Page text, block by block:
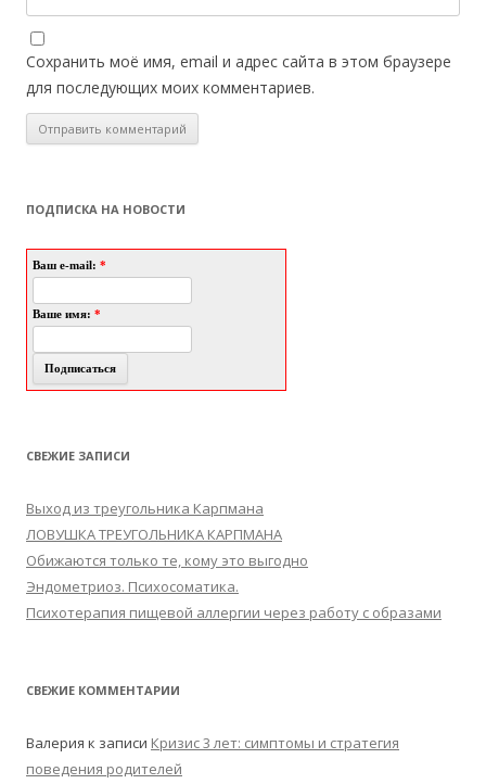
Сохранить моё имя, email и адрес сайта в этом браузере
для последующих моих комментариев.
ПОДПИСКА НА НОВОСТИ
Ваш e-mail: *
Ваше имя: *
СВЕЖИЕ ЗАПИСИ
Выход из треугольника Карпмана
ЛОВУШКА ТРЕУГОЛЬНИКА КАРПМАНА
Обижаются только те, кому это выгодно
Эндометриоз. Психосоматика.
Психотерапия пищевой аллергии через работу с образами
СВЕЖИЕ КОММЕНТАРИИ
Валерия к записи Кризис 3 лет: симптомы и стратегия
поведения родителей